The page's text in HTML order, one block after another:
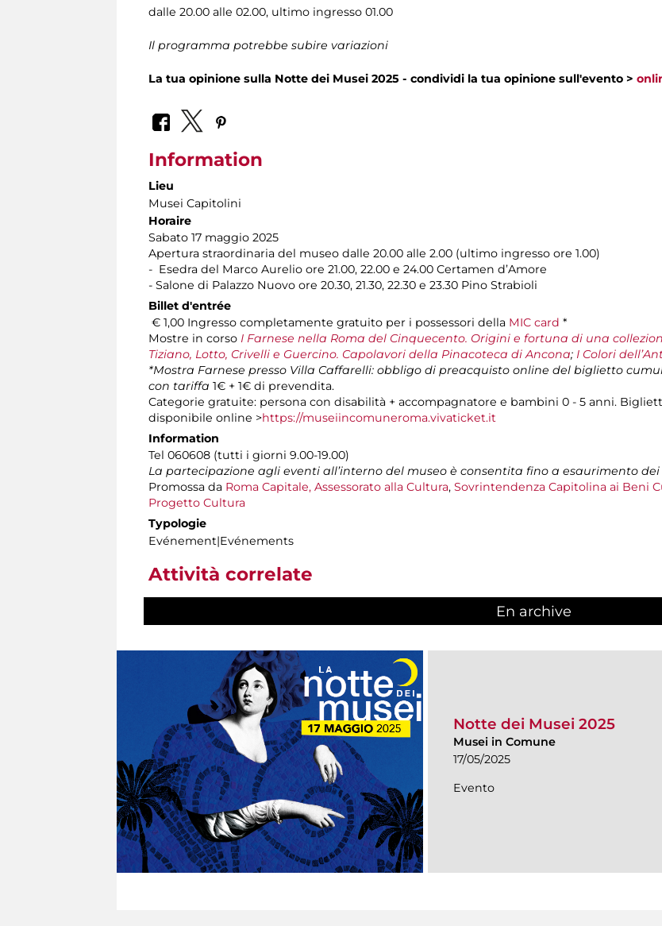
dalle 20.00 alle 02.00, ultimo ingresso 01.00
Il programma potrebbe subire variazioni
La tua opinione sulla Notte dei Musei 2025 - condividi la tua opinione sull'evento >
Information
Lieu
Musei Capitolini
Horaire
Sabato 17 maggio 2025
Apertura straordinaria del museo dalle 20.00 alle 2.00 (ultimo ingresso ore 1.00)
- Esedra del Marco Aurelio ore 21.00, 22.00 e 24.00 Certamen d’Amore
- Salone di Palazzo Nuovo ore 20.30, 21.30, 22.30 e 23.30 Pino Strabioli
Billet d'entrée
€ 1,00 Ingresso completamente gratuito per i possessori della MIC card *
Mostre in corso I Farnese nella Roma del Cinquecento. Origini e fortuna di una
Tiziano, Lotto, Crivelli e Guercino. Capolavori della Pinacoteca di Ancona; I Colori
*Mostra Farnese presso Villa Caffarelli: obbligo di preacquisto online del biglietto
con tariffa 1€ + 1€ di prevendita.
Categorie gratuite: persona con disabilità + accompagnatore e bambini 0 - 5 anni.
disponibile online >https://museiincomuneroma.vivaticket.it
Information
Tel 060608 (tutti i giorni 9.00-19.00)
La partecipazione agli eventi all’interno del museo è consentita fino a esaurimento
Promossa da Roma Capitale, Assessorato alla Cultura, Sovrintendenza Capitolina ai Beni
Progetto Cultura
Typologie
Evénement|Evénements
Attività correlate
En archive
Notte dei Musei 2025
Musei in Comune
17/05/2025
Evento